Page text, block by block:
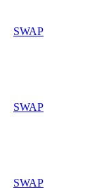
SWAP
SWAP
SWAP